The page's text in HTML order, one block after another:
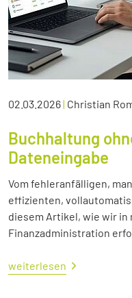
02.03.2026| Christian
Buchhaltung
Dateneingabe
Vom fehleranfälligen,
effizienten,
diesem Artikel, wie wir in
Finanzadministration
weiterlesen